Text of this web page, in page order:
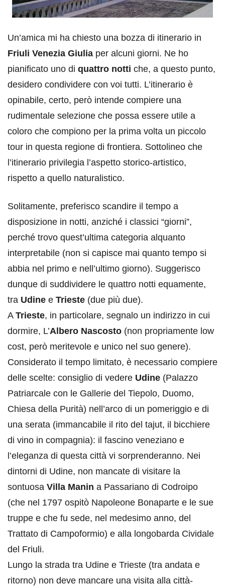
Un’amica mi ha chiesto una bozza di itinerario in
Friuli Venezia Giulia per alcuni giorni. Ne ho
pianificato uno di quattro notti che, a questo punto,
desidero condividere con voi tutti. L’itinerario è
opinabile, certo, però intende compiere una
rudimentale selezione che possa essere utile a
coloro che compiono per la prima volta un piccolo
tour in questa regione di frontiera. Sottolineo che
l’itinerario privilegia l’aspetto storico-artistico,
rispetto a quello naturalistico.
Solitamente, preferisco scandire il tempo a
disposizione in notti, anziché i classici “giorni”,
perché trovo quest’ultima categoria alquanto
interpretabile (non si capisce mai quanto tempo si
abbia nel primo e nell’ultimo giorno). Suggerisco
dunque di suddividere le quattro notti equamente,
tra Udine e Trieste (due più due).
A Trieste, in particolare, segnalo un indirizzo in cui
dormire, L’Albero Nascosto (non propriamente low
cost, però meritevole e unico nel suo genere).
Considerato il tempo limitato, è necessario compiere
delle scelte: consiglio di vedere Udine (Palazzo
Patriarcale con le Gallerie del Tiepolo, Duomo,
Chiesa della Purità) nell’arco di un pomeriggio e di
una serata (immancabile il rito del tajut, il bicchiere
di vino in compagnia): il fascino veneziano e
l’eleganza di questa città vi sorprenderanno. Nei
dintorni di Udine, non mancate di visitare la
sontuosa Villa Manin a Passariano di Codroipo
(che nel 1797 ospitò Napoleone Bonaparte e le sue
truppe e che fu sede, nel medesimo anno, del
Trattato di Campoformio) e alla longobarda Cividale
del Friuli.
Lungo la strada tra Udine e Trieste (tra andata e
ritorno) non deve mancare una visita alla città-